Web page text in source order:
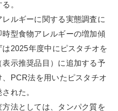
。
ルギーに関する実態調査に
型食物アレルギーの増加傾
2025年度中にピスタチオを
示推奨品目）に追加する予
PCR法を用いたピスタチオ
れた。
法としては、タンパク質を